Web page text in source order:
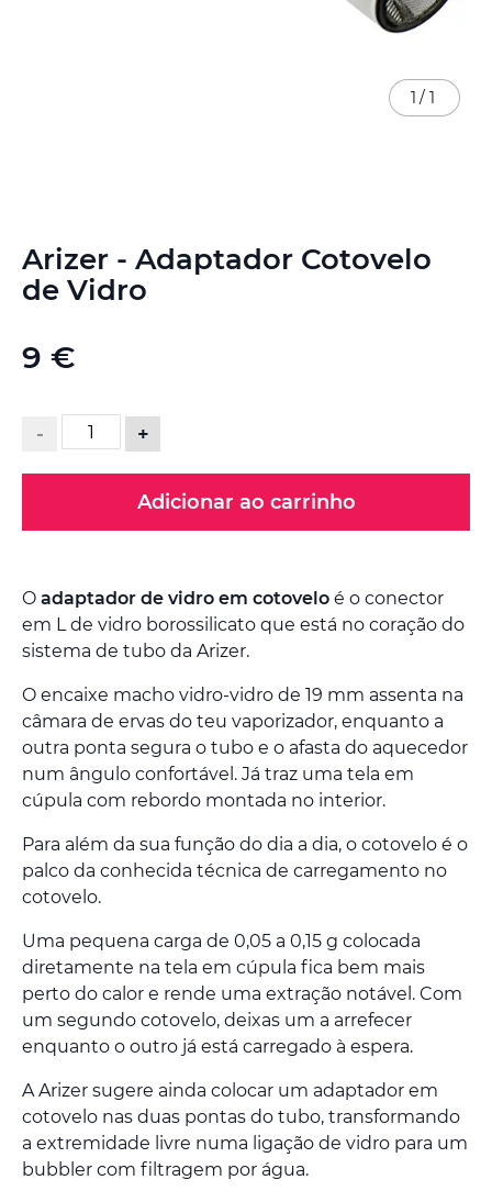
Arizer - Adaptador Cotovelo
de Vidro
9 €
- +
Adicionar ao carrinho
O adaptador de vidro em cotovelo é o conector
em L de vidro borossilicato que está no coração do
sistema de tubo da Arizer.
O encaixe macho vidro-vidro de 19 mm assenta na
câmara de ervas do teu vaporizador, enquanto a
outra ponta segura o tubo e o afasta do aquecedor
num ângulo confortável. Já traz uma tela em
cúpula com rebordo montada no interior.
Para além da sua função do dia a dia, o cotovelo é o
palco da conhecida técnica de carregamento no
cotovelo.
Uma pequena carga de 0,05 a 0,15 g colocada
diretamente na tela em cúpula fica bem mais
perto do calor e rende uma extração notável. Com
um segundo cotovelo, deixas um a arrefecer
enquanto o outro já está carregado à espera.
A Arizer sugere ainda colocar um adaptador em
cotovelo nas duas pontas do tubo, transformando
a extremidade livre numa ligação de vidro para um
bubbler com filtragem por água.
1 / 1
para
o
início
Galeria
de